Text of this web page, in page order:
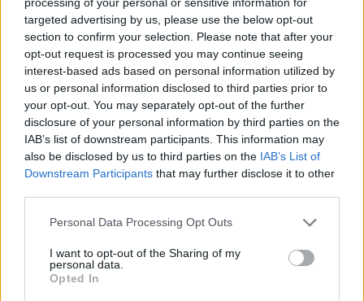
targeted advertising by us, please use the below opt-out
section to confirm your selection. Please note that after your
opt-out request is processed you may continue seeing
interest-based ads based on personal information utilized by
us or personal information disclosed to third parties prior to
your opt-out. You may separately opt-out of the further
disclosure of your personal information by third parties on the
IAB’s list of downstream participants. This information may
also be disclosed by us to third parties on the IAB’s List of
Downstream Participants that may further disclose it to other
Personal Data Processing Opt Outs
I want to opt-out of the Sharing of my
personal data.
Opted In
FOTO/ Gjesti përqafime të
Disa fakte që nuk i dini